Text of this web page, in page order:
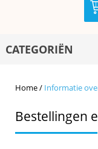
CATEGORIËN
Home/ Informatie
Bestellingen